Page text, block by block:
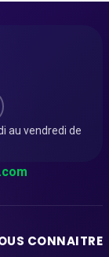
au vendredi de
CONNAITRE